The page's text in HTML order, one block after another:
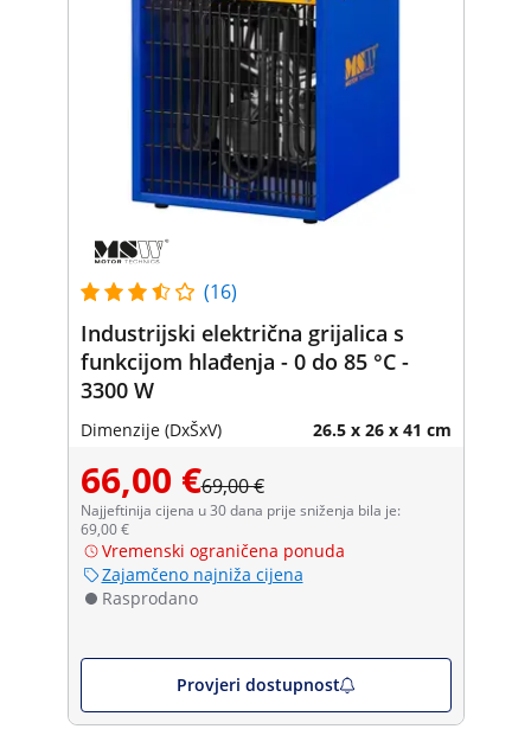
(16)
Industrijski električna grijalica s
funkcijom hlađenja - 0 do 85 °C -
3300 W
Dimenzije (DxŠxV) 26.5 x 26 x 41 cm
66,00 €69,00 €
Najjeftinija cijena u 30 dana prije sniženja bila je:
69,00 €
Vremenski ograničena ponuda
Zajamčeno najniža cijena
Rasprodano
Provjeri dostupnost